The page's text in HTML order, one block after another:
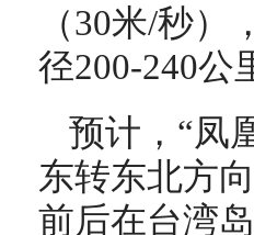
（30米/秒
径200-240公
预计，“凤
东转东北方
前后在台湾